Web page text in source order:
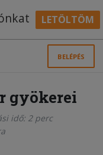
LETÖLTÖM
BELÉPÉS
gyökerei
idő: 2 perc